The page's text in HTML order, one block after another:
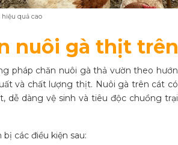
quả cao
nuôi gà thịt
pháp chăn nuôi gà thả vườn theo
và chất lượng thịt. Nuôi gà trên cát
dễ dàng vệ sinh và tiêu độc chuồng
các điều kiện sau: